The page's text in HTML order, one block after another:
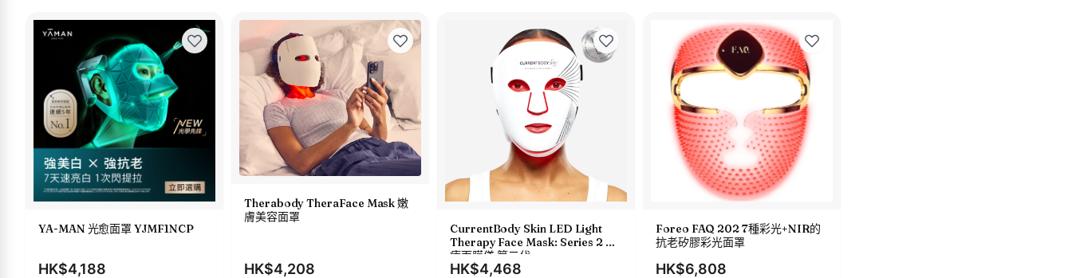
YA-MAN 光愈面罩 YJMF1NCP
HK$4,188
Therabody TheraFace Mask 嫩
膚美容面罩
HK$4,208
CurrentBody Skin LED Light
Therapy Face Mask: Series 2 光
療面膜儀 第二代
HK$4,468
Foreo FAQ 202 7種彩光+NIR的
抗老矽膠彩光面罩
HK$6,808